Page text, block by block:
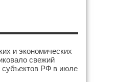
и экономических
свежий
субъектов РФ в июле